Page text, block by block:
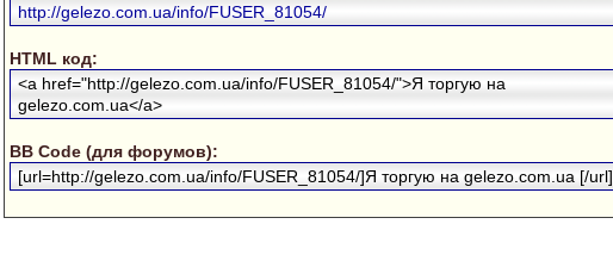
http://gelezo.com.ua/info/FUSER_81054/
HTML код:
<a href="http://gelezo.com.ua/info/FUSER_81054/">Я торгую на
gelezo.com.ua</a>
BB Code (для форумов):
[url=http://gelezo.com.ua/info/FUSER_81054/]Я торгую на gelezo.com.ua [/url]